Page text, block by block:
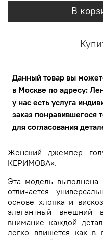
В
Данный товар вы
в Москве по адресу:
у нас есть услуга
заказ понравившегося
для согласования
Женский джемпер
КЕРИМОВА».
Эта модель выполнена
отличается
основе хлопка и
элегантный внешний
внимание каждой
легко впишется как в